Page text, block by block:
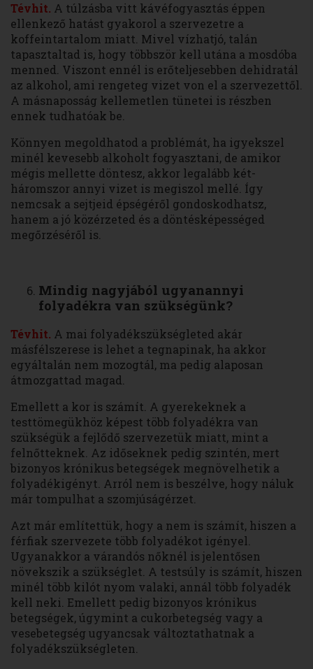
Tévhit. A túlzásba vitt kávéfogyasztás éppen
ellenkező hatást gyakorol a szervezetre a
koffeintartalom miatt. Mivel vízhatjó, talán
tapasztaltad is, hogy többször kell utána a mosdóba
menned. Viszont ennél is erőteljesebben dehidratál
az alkohol, ami rengeteg vizet von el a szervezettől.
A másnaposság kellemetlen tünetei is részben
ennek tudhatóak be.
Könnyen megoldhatod a problémát, ha igyekszel
minél kevesebb alkoholt fogyasztani, de amikor
mégis mellette döntesz, akkor legalább két-
háromszor annyi vizet is megiszol mellé. Így
nemcsak a sejtjeid épségéről gondoskodhatsz,
hanem a jó közérzeted és a döntésképességed
megőrzéséről is.
Mindig nagyjából ugyanannyi
folyadékra van szükségünk?
Tévhit. A mai folyadékszükségleted akár
másfélszerese is lehet a tegnapinak, ha akkor
egyáltalán nem mozogtál, ma pedig alaposan
átmozgattad magad.
Emellett a kor is számít. A gyerekeknek a
testtömegükhöz képest több folyadékra van
szükségük a fejlődő szervezetük miatt, mint a
felnőtteknek. Az időseknek pedig szintén, mert
bizonyos krónikus betegségek megnövelhetik a
folyadékigényt. Arról nem is beszélve, hogy náluk
már tompulhat a szomjúságérzet.
Azt már említettük, hogy a nem is számít, hiszen a
férfiak szervezete több folyadékot igényel.
Ugyanakkor a várandós nőknél is jelentősen
növekszik a szükséglet. A testsúly is számít, hiszen
minél több kilót nyom valaki, annál több folyadék
kell neki. Emellett pedig bizonyos krónikus
betegségek, úgymint a cukorbetegség vagy a
vesebetegség ugyancsak változtathatnak a
folyadékszükségleten.